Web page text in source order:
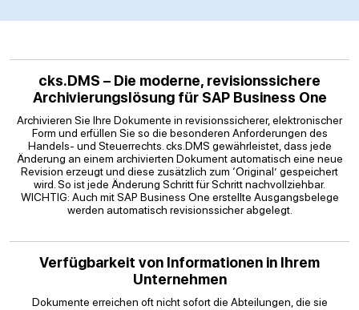
cks.DMS – Die moderne, revisionssichere
Archivierungslösung für SAP Business One
Archivieren Sie Ihre Dokumente in revisionssicherer, elektronischer
Form und erfüllen Sie so die besonderen Anforderungen des
Handels- und Steuerrechts. cks.DMS gewährleistet, dass jede
Änderung an einem archivierten Dokument automatisch eine neue
Revision erzeugt und diese zusätzlich zum ‘Original’ gespeichert
wird. So ist jede Änderung Schritt für Schritt nachvollziehbar.
WICHTIG: Auch mit SAP Business One erstellte Ausgangsbelege
werden automatisch revisionssicher abgelegt.
Verfügbarkeit von Informationen in Ihrem
Unternehmen
Dokumente erreichen oft nicht sofort die Abteilungen, die sie